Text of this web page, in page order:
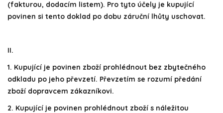
(fakturou, dodacím listem). Pro tyto účely je kupující
povinen si tento doklad po dobu záruční lhůty uschovat.
II.
1. Kupující je povinen zboží prohlédnout bez zbytečného
odkladu po jeho převzetí. Převzetím se rozumí předání
zboží dopravcem zákazníkovi.
2. Kupující je povinen prohlédnout zboží s náležitou